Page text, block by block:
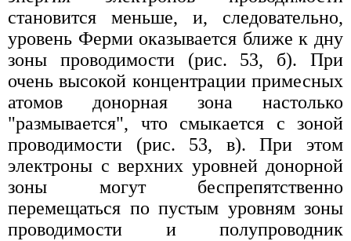
становится меньше, и, следовательно,
уровень Ферми оказывается ближе к дну
зоны проводимости (рис. 53, б). При
очень высокой концентрации примесных
атомов донорная зона настолько
"размывается", что смыкается с зоной
проводимости (рис. 53, в). При этом
электроны с верхних уровней донорной
зоны могут беспрепятственно
перемещаться по пустым уровням зоны
проводимости и полупроводник